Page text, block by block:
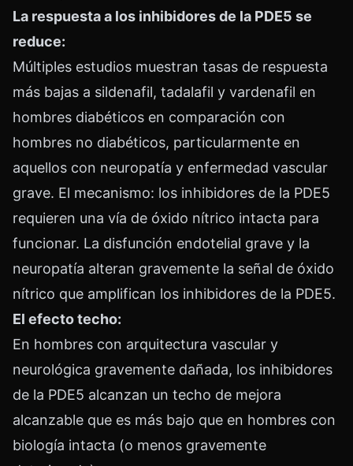
La respuesta a los inhibidores de la PDE5 se
reduce:
Múltiples estudios muestran tasas de respuesta
más bajas a sildenafil, tadalafil y vardenafil en
hombres diabéticos en comparación con
hombres no diabéticos, particularmente en
aquellos con neuropatía y enfermedad vascular
grave. El mecanismo: los inhibidores de la PDE5
requieren una vía de óxido nítrico intacta para
funcionar. La disfunción endotelial grave y la
neuropatía alteran gravemente la señal de óxido
nítrico que amplifican los inhibidores de la PDE5.
El efecto techo:
En hombres con arquitectura vascular y
neurológica gravemente dañada, los inhibidores
de la PDE5 alcanzan un techo de mejora
alcanzable que es más bajo que en hombres con
biología intacta (o menos gravemente